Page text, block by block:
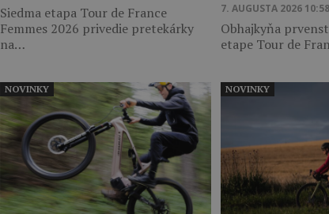
Siedma etapa Tour de France
Femmes 2026 privedie pretekárky
na…
7. AUGUSTA 2026 10:58
Obhajkyňa
etape Tour de
NOVINKY NOVINKY